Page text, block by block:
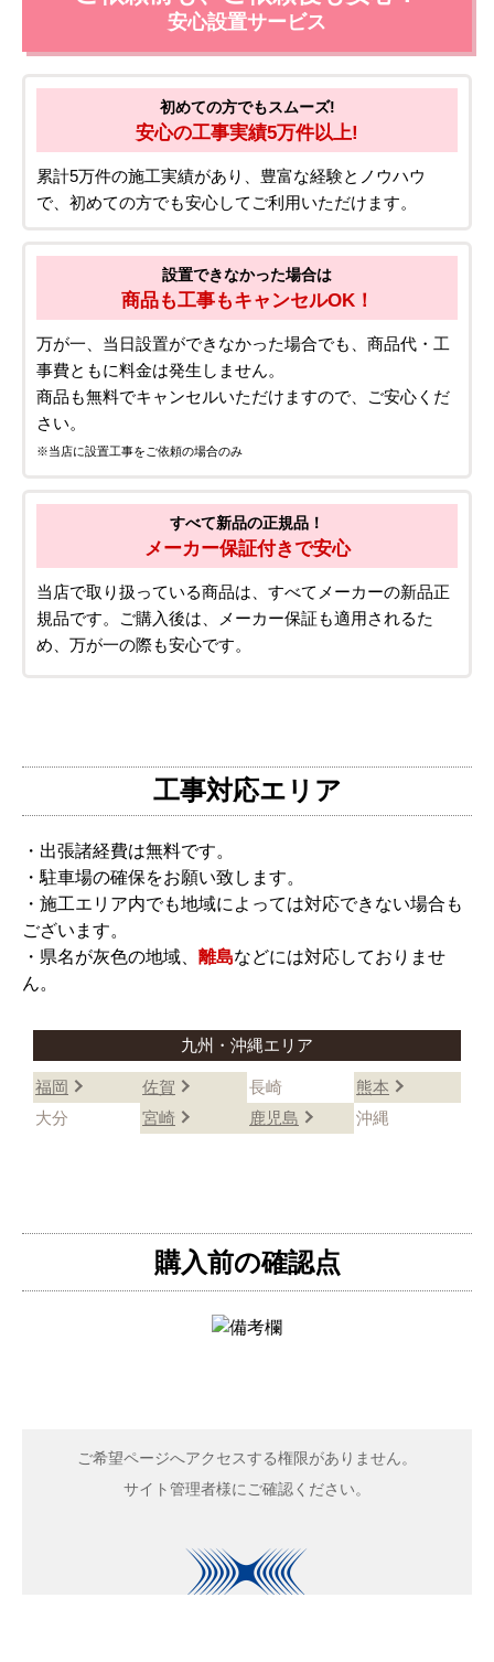
安心設置サービス
初めての方でもスムーズ!
安心の工事実績5万件以上!
累計5万件の施工実績があり、豊富な経験とノウハウ
で、初めての方でも安心してご利用いただけます。
設置できなかった場合は
商品も工事もキャンセルOK！
万が一、当日設置ができなかった場合でも、商品代・工
事費ともに料金は発生しません。
商品も無料でキャンセルいただけますので、ご安心くだ
さい。
※当店に設置工事をご依頼の場合のみ
すべて新品の正規品！
メーカー保証付きで安心
当店で取り扱っている商品は、すべてメーカーの新品正
規品です。ご購入後は、メーカー保証も適用されるた
め、万が一の際も安心です。
工事対応エリア
・出張諸経費は無料です。
・駐車場の確保をお願い致します。
・施工エリア内でも地域によっては対応できない場合も
ございます。
・県名が灰色の地域、 離島などには対応しておりませ
ん。
九州・沖縄エリア
福岡 佐賀 長崎
熊本
大分
宮崎 鹿児島 沖縄
購入前の確認点